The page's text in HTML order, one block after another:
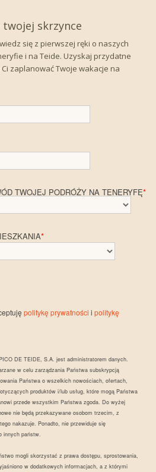
skrzynce
się z pierwszej ręki o naszych
i na Teide. Uzyskaj przydatne
zaplanować Twoje wakacje na
TWOJEJ PODRÓŻY NA TENERYFĘ*
*
politykę prywatności i politykę
DE TEIDE, S.A. jest administratorem danych.
w celu zarządzania Państwa subskrypcją
Państwa o wszelkich nowościach, ofertach,
produktów i/lub usług, które mogą Państwa
przede wszystkim Państwa zgoda. Do wyżej
nie będą przekazywane osobom trzecim, z
nakazuje. Ponadto, nie przewiduje się
innych państw.
mogli skorzystać z prawa dostępu, sprostowania,
w dodatkowych informacjach, a z którymi